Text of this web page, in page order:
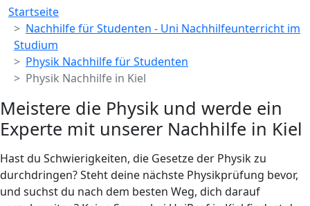
Breadcrumb
Startseite
Nachhilfe für Studenten - Uni Nachhilfeunterricht im
Studium
Physik Nachhilfe für Studenten
Physik Nachhilfe in Kiel
Meistere die Physik und werde ein
Experte mit unserer Nachhilfe in Kiel
Hast du Schwierigkeiten, die Gesetze der Physik zu
durchdringen? Steht deine nächste Physikprüfung bevor,
und suchst du nach dem besten Weg, dich darauf